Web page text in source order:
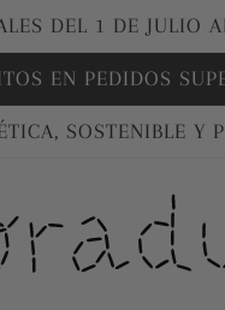
DEL 1 DE JULIO
EN PEDIDOS
SOSTENIBLE Y